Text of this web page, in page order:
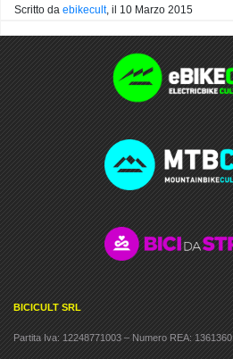
Scritto da ebikecult, il 10 Marzo 2015
BICICULT SRL
Partita Iva: 12248771003 – Numero REA: 1361360